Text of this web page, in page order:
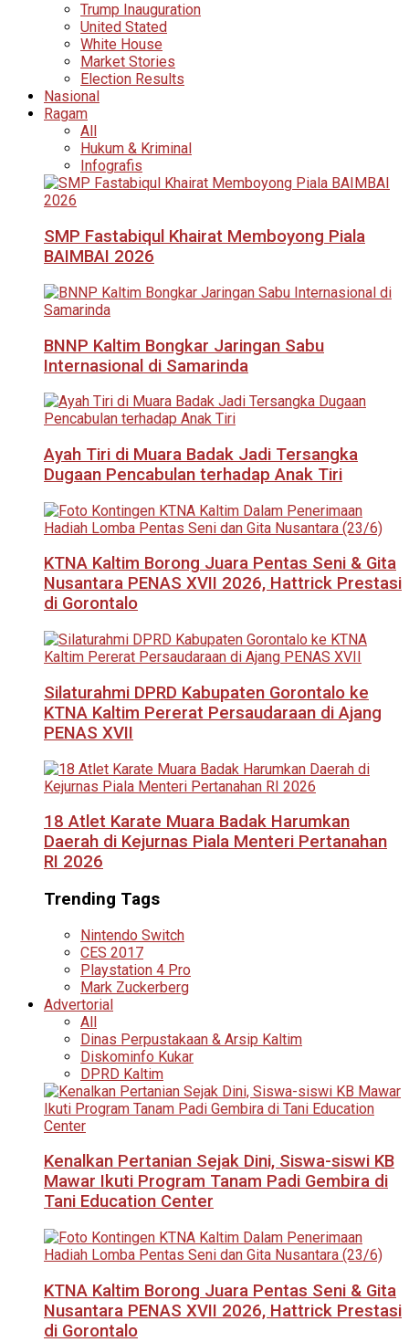
Trump Inauguration
United Stated
White House
Market Stories
Election Results
Nasional
Ragam
All
Hukum & Kriminal
Infografis
SMP Fastabiqul Khairat Memboyong Piala
BAIMBAI 2026
BNNP Kaltim Bongkar Jaringan Sabu
Internasional di Samarinda
Ayah Tiri di Muara Badak Jadi Tersangka
Dugaan Pencabulan terhadap Anak Tiri
KTNA Kaltim Borong Juara Pentas Seni & Gita
Nusantara PENAS XVII 2026, Hattrick Prestasi
di Gorontalo
Silaturahmi DPRD Kabupaten Gorontalo ke
KTNA Kaltim Pererat Persaudaraan di Ajang
PENAS XVII
18 Atlet Karate Muara Badak Harumkan
Daerah di Kejurnas Piala Menteri Pertanahan
RI 2026
Trending Tags
Nintendo Switch
CES 2017
Playstation 4 Pro
Mark Zuckerberg
Advertorial
All
Dinas Perpustakaan & Arsip Kaltim
Diskominfo Kukar
DPRD Kaltim
Kenalkan Pertanian Sejak Dini, Siswa-siswi KB
Mawar Ikuti Program Tanam Padi Gembira di
Tani Education Center
KTNA Kaltim Borong Juara Pentas Seni & Gita
Nusantara PENAS XVII 2026, Hattrick Prestasi
di Gorontalo